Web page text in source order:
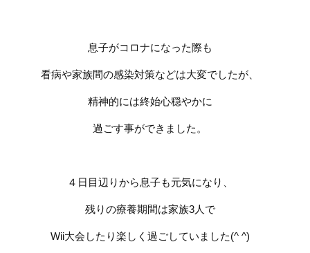
息子がコロナになった際も
看病や家族間の感染対策などは大変でしたが、
精神的には終始心穏やかに
過ごす事ができました。
４日目辺りから息子も元気になり、
残りの療養期間は家族3人で
Wii大会したり楽しく過ごしていました(^ ^)